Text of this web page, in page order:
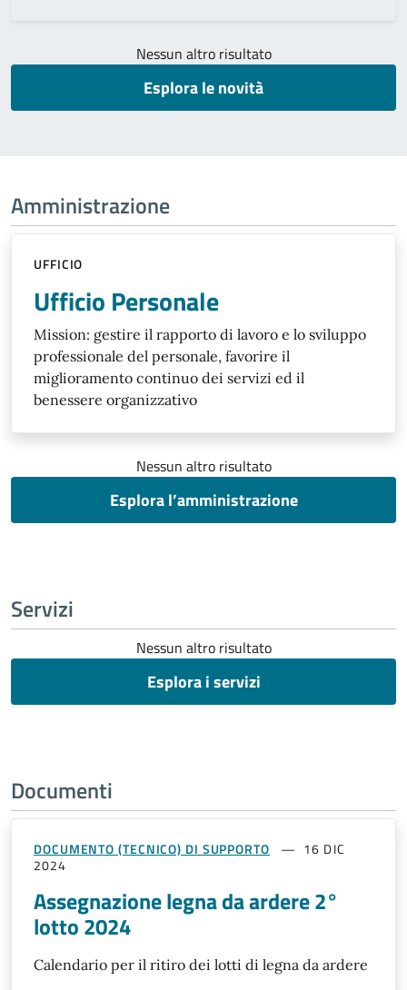
Nessun altro risultato
Esplora le novità
Amministrazione
UFFICIO
Ufficio Personale
Mission: gestire il rapporto di lavoro e lo sviluppo
professionale del personale, favorire il
miglioramento continuo dei servizi ed il
benessere organizzativo
Nessun altro risultato
Esplora l’amministrazione
Servizi
Nessun altro risultato
Esplora i servizi
Documenti
DOCUMENTO (TECNICO) DI SUPPORTO
16 DIC
2024
Assegnazione legna da ardere 2°
lotto 2024
Calendario per il ritiro dei lotti di legna da ardere